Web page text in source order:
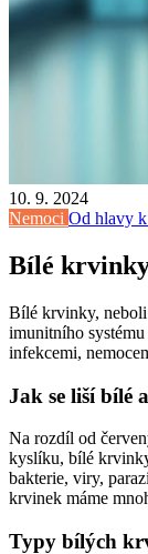
10. 9. 2024
Nemoci Od hlavy k
Bílé
Bílé krvinky,
imunitního
infekcemi,
Jak se liší bílé
Na rozdíl od
kyslíku, bílé
bakterie, viry,
krvinek máme
Typy bílých